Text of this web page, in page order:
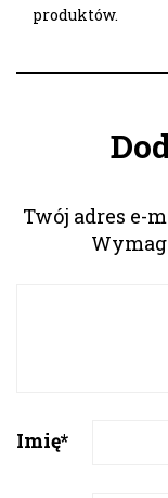
produktów.
Twój adres e-
Imię*